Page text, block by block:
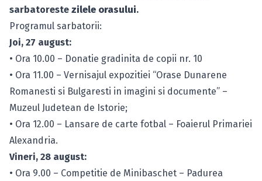
sarbatoreste zilele orasului.
Programul sarbatorii:
Joi, 27 august:
• Ora 10.00 – Donatie gradinita de copii nr. 10
• Ora 11.00 – Vernisajul expozitiei “Orase Dunarene
Romanesti si Bulgaresti in imagini si documente” –
Muzeul Judetean de Istorie;
• Ora 12.00 – Lansare de carte fotbal – Foaierul Primariei
Alexandria.
Vineri, 28 august:
• Ora 9.00 – Competitie de Minibaschet – Padurea